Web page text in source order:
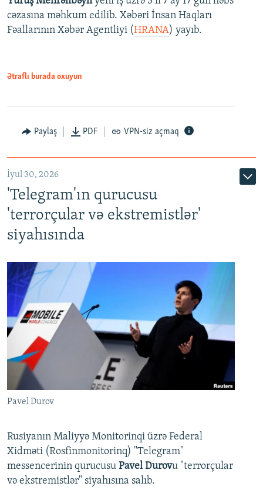
cəzasına məhkum edilib. Xəbəri İnsan Haqları
Fəallarının Xəbər Agentliyi (HRANA) yayıb.
Ətraflı burada oxuyun
Paylaş PDF VPN-siz açmaq
İyul 30, 2026
'Telegram'ın qurucusu
'terrorçular və ekstremistlər'
siyahısında
Pavel Durov
Rusiyanın Maliyyə Monitorinqi üzrə Federal
Xidməti (Rosfinmonitorinq) "Telegram"
messencerinin qurucusu Pavel Durovu "terrorçular
və ekstremistlər" siyahısına salıb.